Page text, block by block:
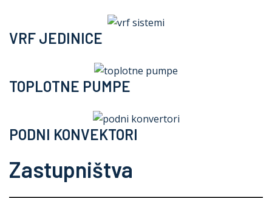
VRF JEDINICE
TOPLOTNE PUMPE
PODNI KONVEKTORI
Zastupništva